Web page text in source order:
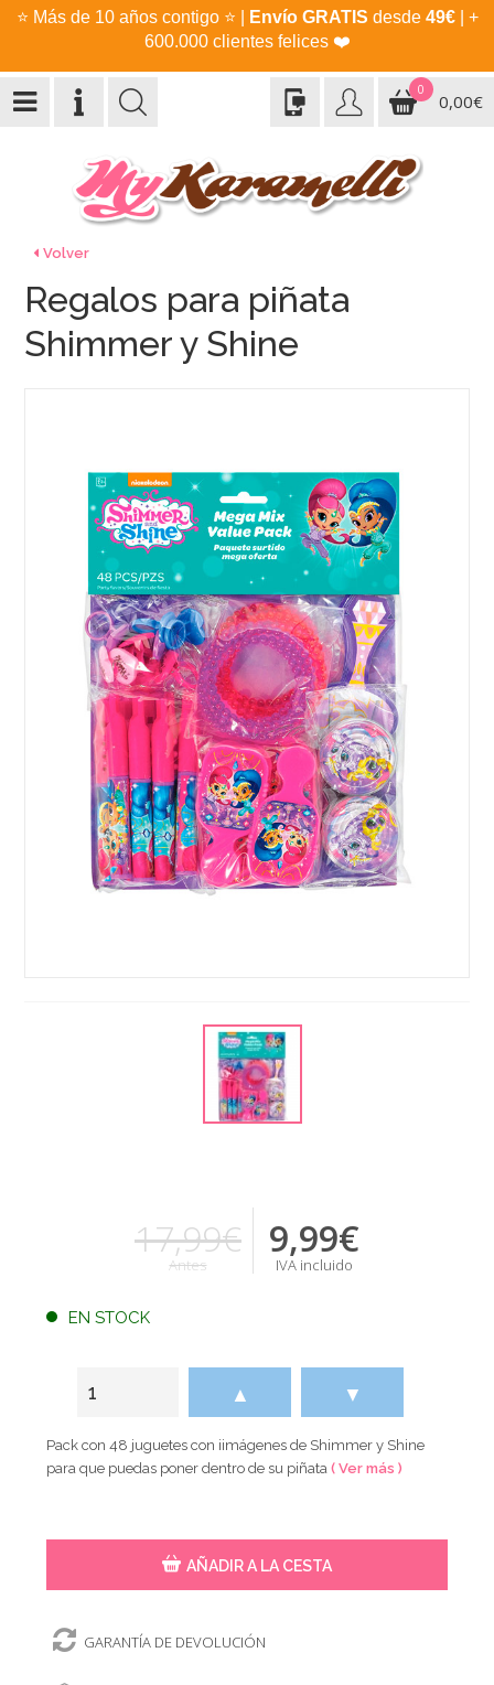
⭐ Más de 10 años contigo ⭐ Envío GRATIS desde 49€| +
600.000 clientes felices ❤️
0
0,00€
Volver
Regalos para piñata
Shimmer y Shine
17,99€
Antes
9,99€
IVA incluido
EN STOCK
▲ ▼
Pack con 48 juguetes con iimágenes de Shimmer y Shine
para que puedas poner dentro de su piñata( Ver más )
AÑADIR A LA CESTA
GARANTÍA DE DEVOLUCIÓN